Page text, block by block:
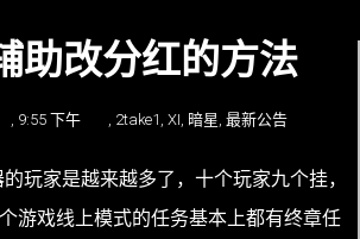
助改分红的方法
9:55 下午 2take1 XI 暗星 最新公告
玩家是越来越多了，十个玩家九个挂，
游戏线上模式的任务基本上都有终章任